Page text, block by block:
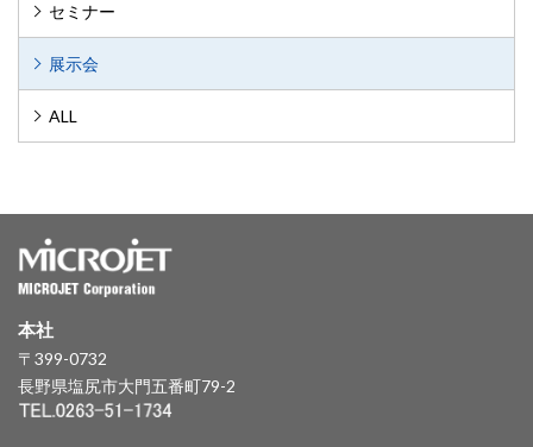
セミナー
展示会
ALL
本社
〒399-0732
長野県塩尻市大門五番町79-2